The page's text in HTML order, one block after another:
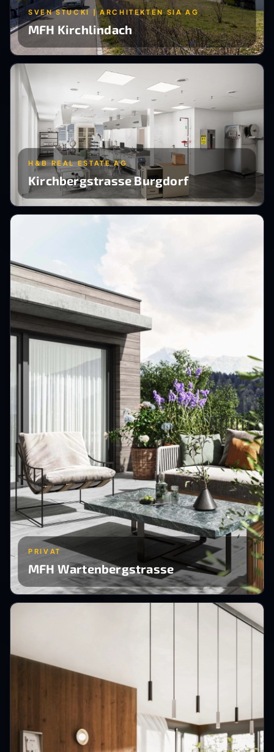
SVEN STUCKI | ARCHITEKTEN SIA AG
MFH Kirchlindach
H&B REAL ESTATE AG
Kirchbergstrasse Burgdorf
PRIVAT
MFH Wartenbergstrasse